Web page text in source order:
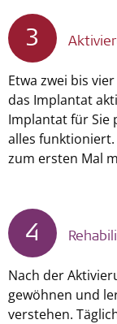
3
Etwa zwei bis
das Implantat
Implantat für Sie
alles funktioniert.
zum ersten Mal
4
Nach der
gewöhnen und
verstehen.